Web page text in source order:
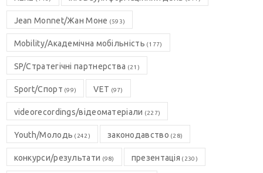
Jean Monnet/Жан Моне (593)
Mobility/Академічна мобільність (177)
SP/Стратегічні партнерства (21)
Sport/Спорт (99) VET (97)
videorecordings/відеоматеріали (227)
Youth/Молодь (242) законодавство (28)
конкурси/результати (98) презентація (230)